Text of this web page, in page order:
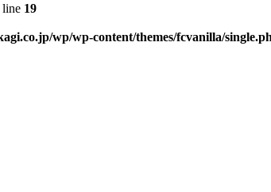
line 19
wp/wp-content/themes/fcvanilla/